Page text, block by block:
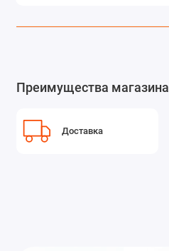
Преимущества магазина
Доставка